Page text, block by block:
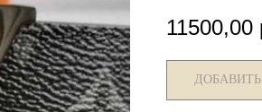
11500,00
ДОБАВИТЬ